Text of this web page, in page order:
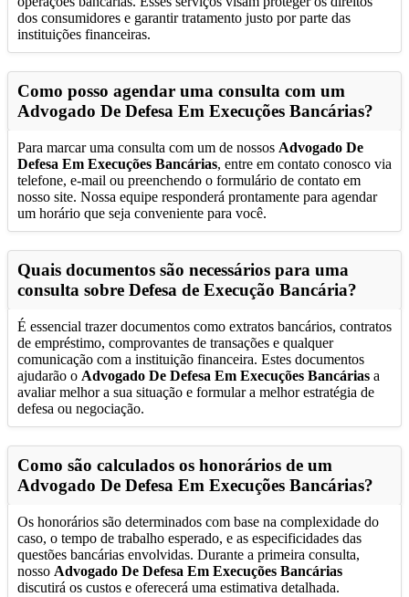
dos consumidores e garantir tratamento justo por parte das
instituições financeiras.
Como posso agendar uma consulta com um
Advogado De Defesa Em Execuções Bancárias?
Para marcar uma consulta com um de nossos Advogado De
Defesa Em Execuções Bancárias, entre em contato conosco via
telefone, e-mail ou preenchendo o formulário de contato em
nosso site. Nossa equipe responderá prontamente para agendar
um horário que seja conveniente para você.
Quais documentos são necessários para uma
consulta sobre Defesa de Execução Bancária?
É essencial trazer documentos como extratos bancários, contratos
de empréstimo, comprovantes de transações e qualquer
comunicação com a instituição financeira. Estes documentos
ajudarão o Advogado De Defesa Em Execuções Bancárias a
avaliar melhor a sua situação e formular a melhor estratégia de
defesa ou negociação.
Como são calculados os honorários de um
Advogado De Defesa Em Execuções Bancárias?
Os honorários são determinados com base na complexidade do
caso, o tempo de trabalho esperado, e as especificidades das
questões bancárias envolvidas. Durante a primeira consulta,
nosso Advogado De Defesa Em Execuções Bancárias
discutirá os custos e oferecerá uma estimativa detalhada.